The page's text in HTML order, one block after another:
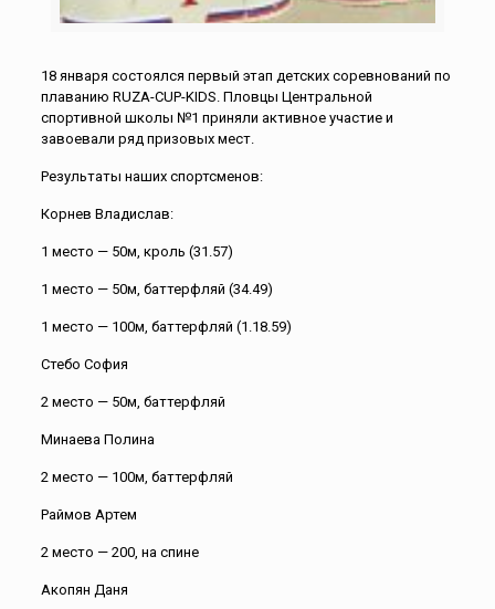
18 января состоялся первый этап детских соревнований по
плаванию RUZA-CUP-KIDS. Пловцы Центральной
спортивной школы №1 приняли активное участие и
завоевали ряд призовых мест.
Результаты наших спортсменов:
Корнев Владислав:
1 место — 50м, кроль (31.57)
1 место — 50м, баттерфляй (34.49)
1 место — 100м, баттерфляй (1.18.59)
Стебо София
2 место — 50м, баттерфляй
Минаева Полина
2 место — 100м, баттерфляй
Раймов Артем
2 место — 200, на спине
Акопян Даня